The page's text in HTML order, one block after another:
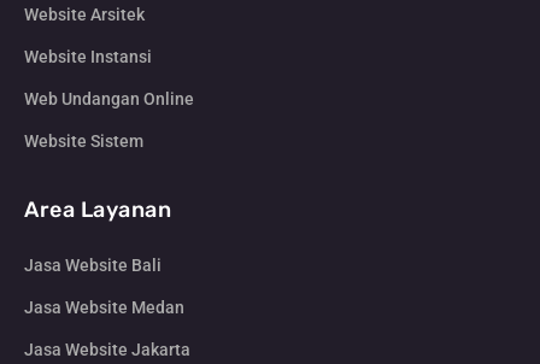
Website Arsitek
Website Instansi
Web Undangan Online
Website Sistem
Area Layanan
Jasa Website Bali
Jasa Website Medan
Jasa Website Jakarta